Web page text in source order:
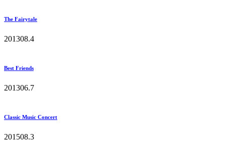
The Fairytale
201308.4
Best Friends
201306.7
Classic Music Concert
201508.3